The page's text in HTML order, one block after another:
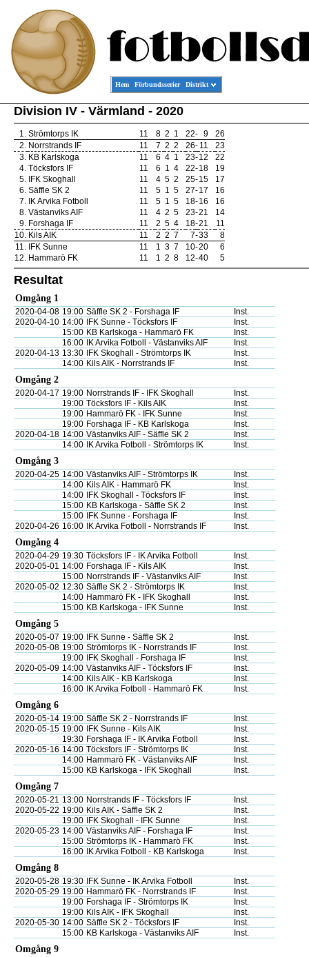
Hem Förbundsserier Distrikt
Division IV - Värmland - 2020
1. Strömtorps IK 11 8 2 1 22- 9
26
2. Norrstrands IF 11 7 2 2 26- 11
23
3. KB Karlskoga 11 6 4 1 23-12
22
4. Töcksfors IF 11 6 1 4 22-18
19
5. IFK Skoghall 11 4 5 2 25-15
17
6. Säffle SK 2 11 5 1 5 27-17
16
7. IK Arvika Fotboll 11 5 1 5 18-16
16
8. Västanviks AIF 11 4 2 5 23-21
14
9. Forshaga IF 11 2 5 4 18-21
11
10. Kils AIK 11 2 2 7 7-33
8
11. IFK Sunne 11 1 3 7 10-20
6
12. Hammarö FK 11 1 2 8 12-40 5
Resultat
Omgång 1
2020-04-08 19:00 Säffle SK 2 - Forshaga IF
Inst.
2020-04-10 14:00 IFK Sunne - Töcksfors IF
Inst.
15:00 KB Karlskoga - Hammarö FK
Inst.
16:00
IK Arvika Fotboll - Västanviks AIF
Inst.
2020-04-13 13:30 IFK Skoghall - Strömtorps IK
Inst.
14:00 Kils AIK - Norrstrands IF Inst.
Omgång 2
2020-04-17 19:00 Norrstrands IF - IFK Skoghall
Inst.
19:00 Töcksfors IF - Kils AIK
Inst.
19:00 Hammarö FK - IFK Sunne
Inst.
19:00 Forshaga IF - KB Karlskoga
Inst.
2020-04-18 14:00 Västanviks AIF - Säffle SK 2
Inst.
14:00
IK Arvika Fotboll - Strömtorps IK Inst.
Omgång 3
2020-04-25 14:00 Västanviks AIF - Strömtorps IK
Inst.
14:00 Kils AIK - Hammarö FK
Inst.
14:00
IFK Skoghall - Töcksfors IF
Inst.
15:00 KB Karlskoga - Säffle SK 2
Inst.
15:00
IFK Sunne - Forshaga IF
Inst.
2020-04-26 16:00 IK Arvika Fotboll - Norrstrands IF Inst.
Omgång 4
2020-04-29 19:30 Töcksfors IF - IK Arvika Fotboll
Inst.
2020-05-01 14:00 Forshaga IF - Kils AIK
Inst.
15:00 Norrstrands IF - Västanviks AIF
Inst.
2020-05-02 12:30 Säffle SK 2 - Strömtorps IK
Inst.
14:00 Hammarö FK - IFK Skoghall
Inst.
15:00 KB Karlskoga - IFK Sunne Inst.
Omgång 5
2020-05-07 19:00 IFK Sunne - Säffle SK 2
Inst.
2020-05-08 19:00 Strömtorps IK - Norrstrands IF
Inst.
19:00
IFK Skoghall - Forshaga IF
Inst.
2020-05-09 14:00 Västanviks AIF - Töcksfors IF
Inst.
14:00 Kils AIK - KB Karlskoga
Inst.
16:00
IK Arvika Fotboll - Hammarö FK Inst.
Omgång 6
2020-05-14 19:00 Säffle SK 2 - Norrstrands IF
Inst.
2020-05-15 19:00 IFK Sunne - Kils AIK
Inst.
19:30 Forshaga IF - IK Arvika Fotboll
Inst.
2020-05-16 14:00 Töcksfors IF - Strömtorps IK
Inst.
14:00 Hammarö FK - Västanviks AIF
Inst.
15:00 KB Karlskoga - IFK Skoghall Inst.
Omgång 7
2020-05-21 13:00 Norrstrands IF - Töcksfors IF
Inst.
2020-05-22 19:00 Kils AIK - Säffle SK 2
Inst.
19:00
IFK Skoghall - IFK Sunne
Inst.
2020-05-23 14:00 Västanviks AIF - Forshaga IF
Inst.
15:00 Strömtorps IK - Hammarö FK
Inst.
16:00
IK Arvika Fotboll - KB Karlskoga Inst.
Omgång 8
2020-05-28 19:30 IFK Sunne - IK Arvika Fotboll
Inst.
2020-05-29 19:00 Hammarö FK - Norrstrands IF
Inst.
19:00 Forshaga IF - Strömtorps IK
Inst.
19:00 Kils AIK - IFK Skoghall
Inst.
2020-05-30 14:00 Säffle SK 2 - Töcksfors IF
Inst.
15:00 KB Karlskoga - Västanviks AIF Inst.
Omgång 9